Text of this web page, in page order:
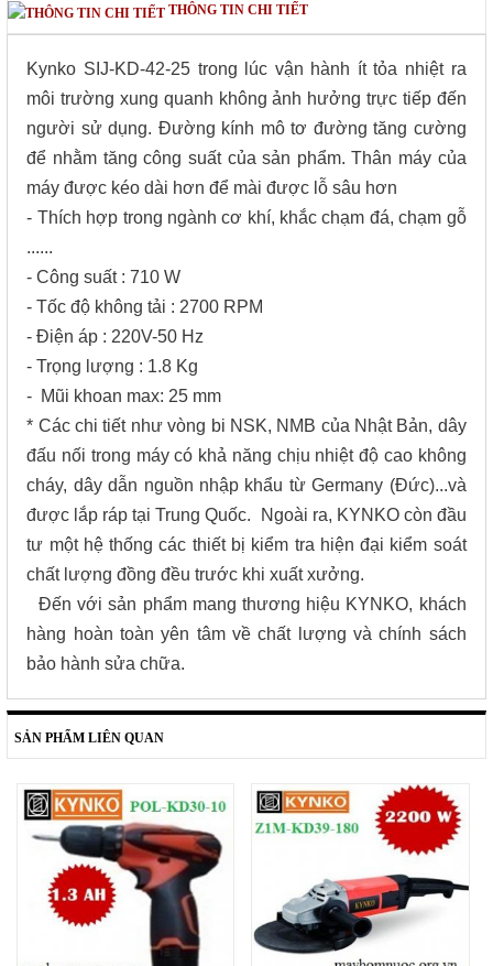
THÔNG TIN CHI TIẾT
Kynko SIJ-KD-42-25 trong lúc vận hành ít tỏa nhiệt ra
môi trường xung quanh không ảnh hưởng trực tiếp đến
người sử dụng. Đường kính mô tơ đường tăng cường
để nhằm tăng công suất của sản phẩm. Thân máy của
máy được kéo dài hơn để mài được lỗ sâu hơn
- Thích hợp trong ngành cơ khí, khắc chạm đá, chạm gỗ
......
- Công suất : 710 W
- Tốc độ không tải : 2700 RPM
- Điện áp : 220V-50 Hz
- Trọng lượng : 1.8 Kg
- Mũi khoan max: 25 mm
* Các chi tiết như vòng bi NSK, NMB của Nhật Bản, dây
đấu nối trong máy có khả năng chịu nhiệt độ cao không
cháy, dây dẫn nguồn nhập khẩu từ Germany (Đức)...và
được lắp ráp tại Trung Quốc. Ngoài ra, KYNKO còn đầu
tư một hệ thống các thiết bị kiểm tra hiện đại kiểm soát
chất lượng đồng đều trước khi xuất xưởng.
Đến với sản phẩm mang thương hiệu KYNKO, khách
hàng hoàn toàn yên tâm về chất lượng và chính sách
bảo hành sửa chữa.
SẢN PHẨM LIÊN QUAN